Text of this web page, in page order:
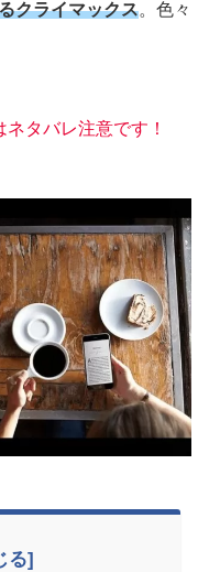
クライマックス。色々
ネタバレ注意です！